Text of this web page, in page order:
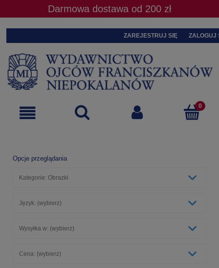
Darmowa dostawa od 200 zł
ZAREJESTRUJ SIĘ ZALOGUJ
Opcje przeglądania
Kategorie: Obrazki
Język: (wybierz)
Wysyłka w: (wybierz)
Cena: (wybierz)